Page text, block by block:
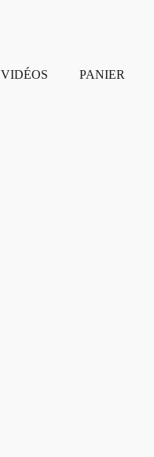
VIDÉOS PANIER